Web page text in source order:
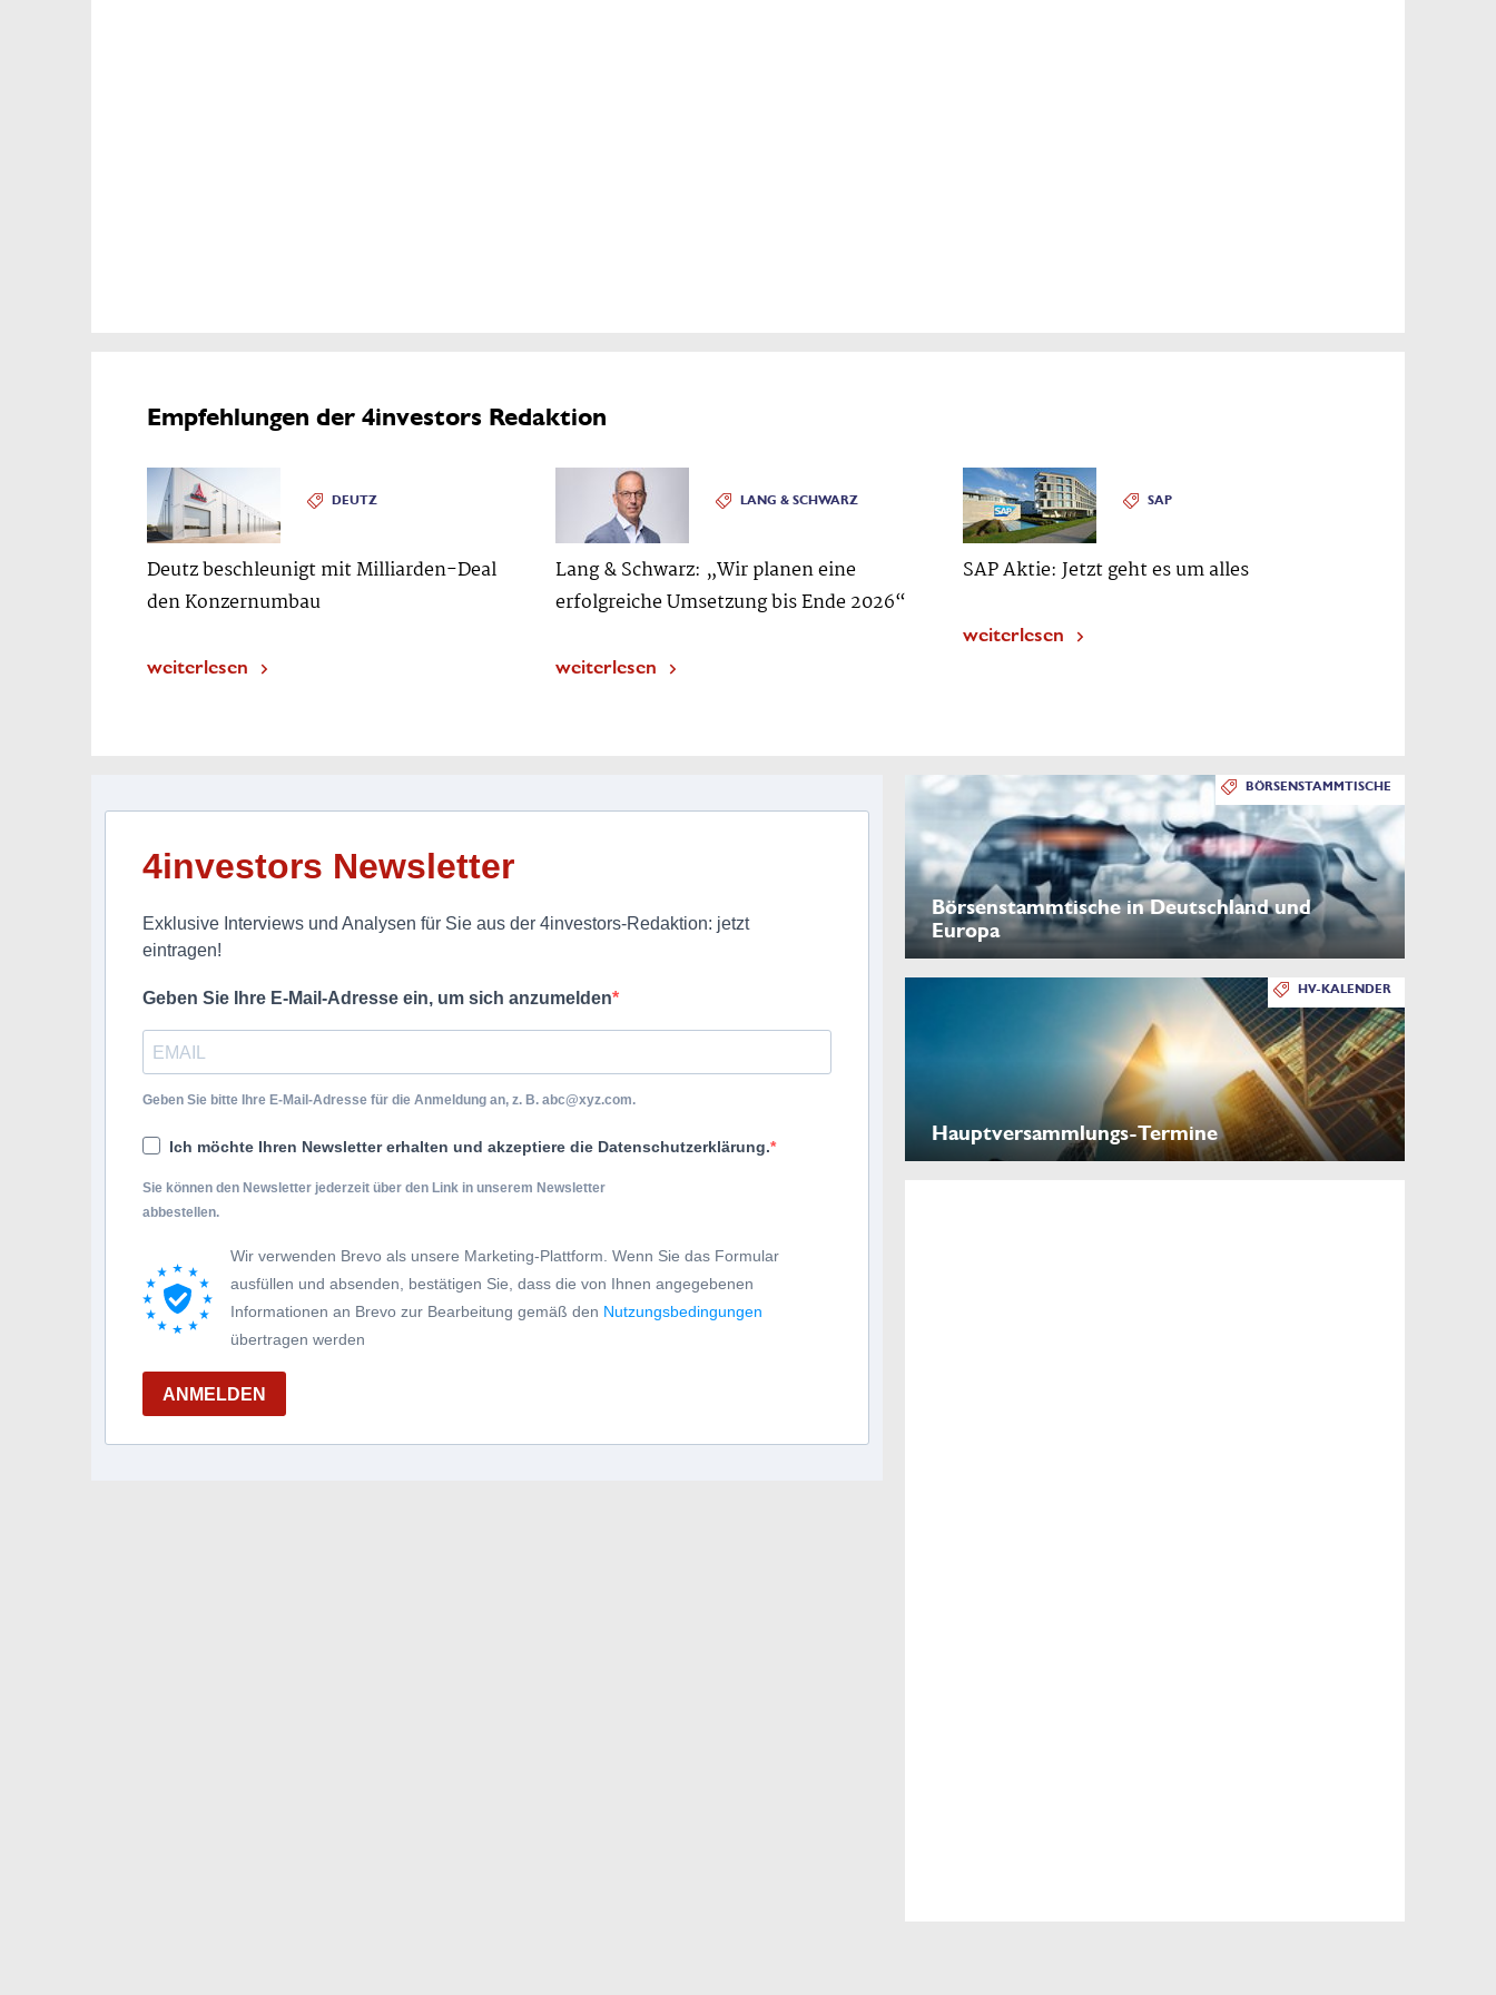
Empfehlungen der 4investors Redaktion
DEUTZ
Deutz beschleunigt mit Milliarden-Deal
den Konzernumbau
weiterlesen
LANG & SCHWARZ
Lang & Schwarz: „Wir planen eine
erfolgreiche Umsetzung bis Ende 2026“
weiterlesen
SAP
SAP Aktie: Jetzt geht es um alles
weiterlesen
4investors Newsletter
Exklusive Interviews und Analysen für Sie aus der 4investors-Redaktion: jetzt
eintragen!
Geben Sie Ihre E-Mail-Adresse ein, um sich anzumelden
Geben Sie bitte Ihre E-Mail-Adresse für die Anmeldung an, z. B. abc@xyz.com.
Ich möchte Ihren Newsletter erhalten und akzeptiere die Datenschutzerklärung.
Sie können den Newsletter jederzeit über den Link in unserem Newsletter
abbestellen.
Wir verwenden Brevo als unsere Marketing-Plattform. Wenn Sie das Formular
ausfüllen und absenden, bestätigen Sie, dass die von Ihnen angegebenen
Informationen an Brevo zur Bearbeitung gemäß den Nutzungsbedingungen
übertragen werden
ANMELDEN
BÖRSENSTAMMTISCHE
Börsenstammtische in Deutschland und
Europa
HV-KALENDER
Hauptversammlungs-Termine